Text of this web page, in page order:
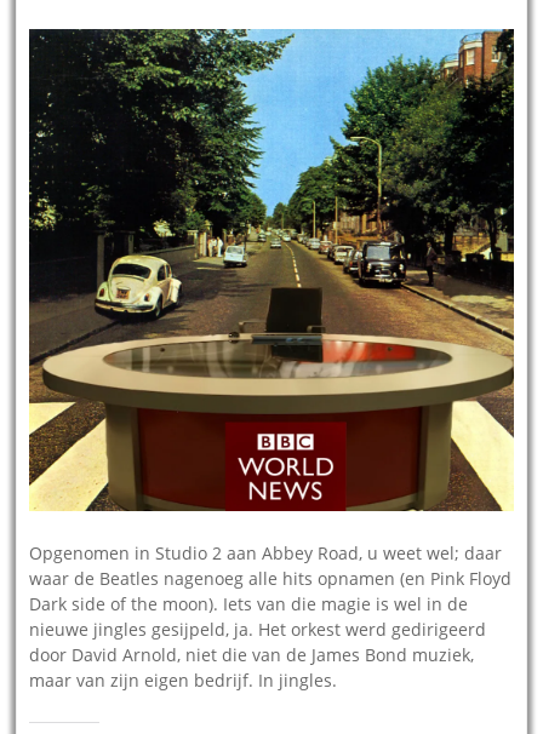
Opgenomen in Studio 2 aan Abbey Road, u weet wel; daar
waar de Beatles nagenoeg alle hits opnamen (en Pink Floyd
Dark side of the moon). Iets van die magie is wel in de
nieuwe jingles gesijpeld, ja. Het orkest werd gedirigeerd
door David Arnold, niet die van de James Bond muziek,
maar van zijn eigen bedrijf. In jingles.